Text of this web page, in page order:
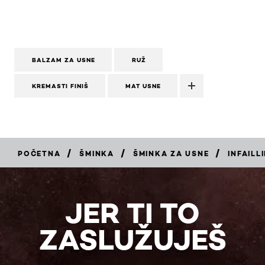
BALZAM ZA USNE RUŽ
KREMASTI FINIŠ MAT USNE
POČETNA / ŠMINKA / ŠMINKA ZA USNE /
KUPI
JER TI TO
ZASLUŽUJEŠ